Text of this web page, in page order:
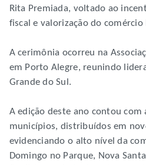
Rita Premiada, voltado ao
fiscal e valorização do comércio
A cerimônia ocorreu na
em Porto Alegre, reunindo
Grande do Sul.
A edição deste ano contou com
municípios, distribuídos em
evidenciando o alto nível da
Domingo no Parque, Nova